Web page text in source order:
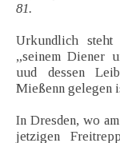
81.
Urkundlich
„seinem Diener
uud dessen
Mießenn gelegen
In Dresden, wo
jetzigen